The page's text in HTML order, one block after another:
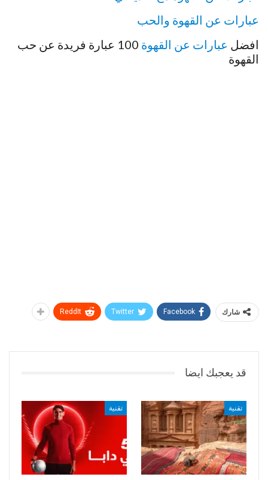
عبارات عن القهوة والحب
افضل عبارات عن القهوة
100 عبارة فريدة عن حب
القهوة
شارك Facebook
Twitter
ReddIt
قد يعجبك ايضا
تقنية تقنية